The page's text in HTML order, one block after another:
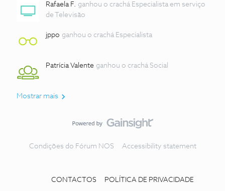
Rafaela F. ganhou o crachá Especialista em serviço
de Televisão
jppo ganhou o crachá Especialista
Patrícia Valente ganhou o crachá Social
Mostrar mais
Condições do Fórum NOS Accessibility statement
CONTACTOS POLÍTICA DE PRIVACIDADE